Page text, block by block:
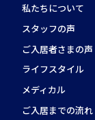
私たちについて
スタッフの声
ご入居者さまの声
ライフスタイル
メディカル
ご入居までの流れ